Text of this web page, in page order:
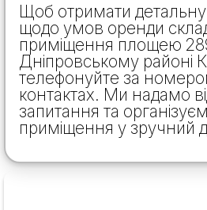
Щоб отримати
щодо умов оренди
приміщення площею
Дніпровському районі
телефонуйте за
контактах. Ми надамо
запитання та
приміщення у зручний